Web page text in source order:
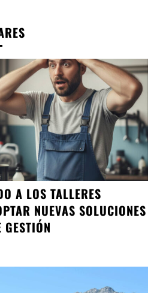
A LOS TALLERES
NUEVAS SOLUCIONES